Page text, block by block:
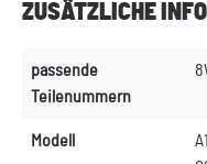
ZUSÄTZLICHE
passende
Teilenummern
Modell